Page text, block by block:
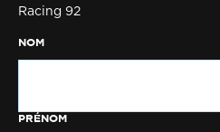
Racing 92
NOM
PRÉNOM